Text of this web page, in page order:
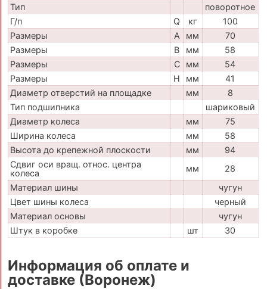
Тип
поворотное
Г/п
Q кг
100
Размеры
A мм
70
Размеры
B мм
58
Размеры
C мм
54
Размеры
H мм
41
Диаметр отверстий на площадке
мм
8
Тип подшипника
шариковый
Диаметр колеса
мм
75
Ширина колеса
мм
58
Высота до крепежной плоскости
мм
94
Сдвиг оси вращ. относ. центра
колеса
мм
28
Материал шины
чугун
Цвет шины колеса
черный
Материал основы
чугун
Штук в коробке
шт 30
Информация об оплате и
доставке (Воронеж)